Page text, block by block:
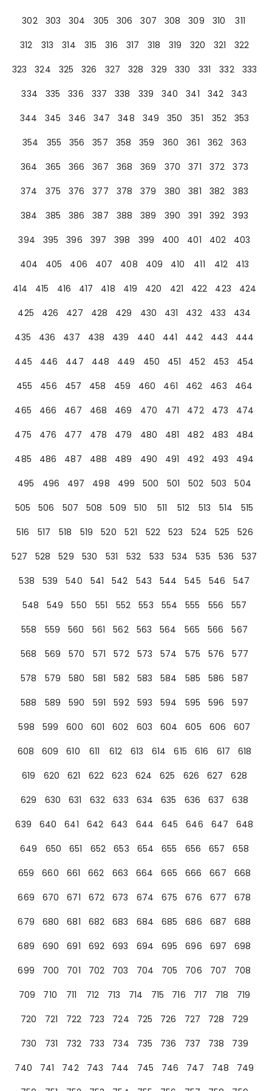
302
303 304 305 306 307 308 309 310
311
312
313 314 315 316 317 318 319 320 321
322
323
324 325 326 327 328 329 330 331 332
333
334
335 336 337 338 339 340 341 342
343
344
345 346 347 348 349 350 351 352
353
354
355 356 357 358 359 360 361 362
363
364
365 366 367 368 369 370 371 372
373
374
375 376 377 378 379 380 381 382
383
384
385 386 387 388 389 390 391 392
393
394
395 396 397 398 399 400 401 402
403
404
405 406 407 408 409 410 411 412
413
414
415 416 417 418 419 420 421 422 423
424
425
426 427 428 429 430 431 432 433
434
435
436 437 438 439 440 441 442 443
444
445
446 447 448 449 450 451 452 453
454
455
456 457 458 459 460 461 462 463
464
465
466 467 468 469 470 471 472 473
474
475
476 477 478 479 480 481 482 483
484
485
486 487 488 489 490 491 492 493
494
495
496 497 498 499 500 501 502 503
504
505
506 507 508 509 510 511 512 513 514
515
516
517 518 519 520 521 522 523 524 525
526
527
528 529 530 531 532 533 534 535 536
537
538
539 540 541 542 543 544 545 546
547
548
549 550 551 552 553 554 555 556
557
558
559 560 561 562 563 564 565 566
567
568
569 570 571 572 573 574 575 576
577
578
579 580 581 582 583 584 585 586
587
588
589 590 591 592 593 594 595 596
597
598
599 600 601 602 603 604 605 606
607
608
609 610 611 612 613 614 615 616 617
618
619
620 621 622 623 624 625 626 627
628
629
630 631 632 633 634 635 636 637
638
639
640 641 642 643 644 645 646 647
648
649
650 651 652 653 654 655 656 657
658
659
660 661 662 663 664 665 666 667
668
669
670 671 672 673 674 675 676 677
678
679
680 681 682 683 684 685 686 687
688
689
690 691 692 693 694 695 696 697
698
699
700 701 702 703 704 705 706 707
708
709
710 711 712 713 714 715 716 717 718
719
720
721 722 723 724 725 726 727 728
729
730
731 732 733 734 735 736 737 738
739
740
741 742 743 744 745 746 747 748
749